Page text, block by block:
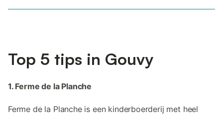
Top 5 tips in Gouvy
1. Ferme de la Planche
Ferme de la Planche is een kinderboerderij met heel